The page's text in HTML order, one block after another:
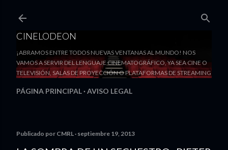
CINELODEON
¡ABRAMOS ENTRE TODOS NUEVAS VENTANAS AL MUNDO! NOS
VAMOS A SERVIR DEL LENGUAJE CINEMATOGRÁFICO, YA SEA CINE O
TELEVISIÓN, SALAS DE PROYECCIÓN O PLATAFORMAS DE STREAMING
PÁGINA PRINCIPAL AVISO LEGAL
Publicado por CMRL septiembre 19, 2013